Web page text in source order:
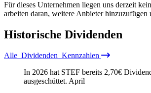
Für dieses Unternehmen liegen uns derzeit
arbeiten daran, weitere Anbieter hinzuzufügen
Historische Dividenden
Alle Dividenden Kennzahlen
In 2026 hat STEF bereits 2,70€
ausgeschüttet. April